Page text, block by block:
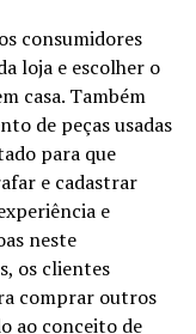
consumidores
loja e escolher o
casa. Também
de peças usadas
para que
e cadastrar
e
neste
os clientes
comprar outros
ao conceito de